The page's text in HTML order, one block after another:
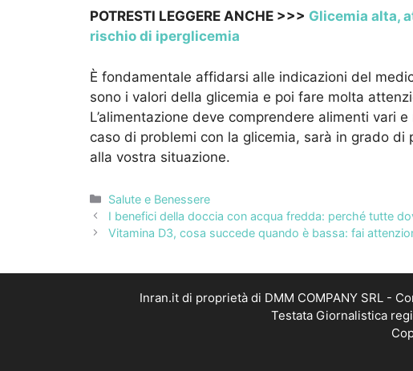
POTRESTI LEGGERE ANCHE >>> Glicemia alta,
rischio di iperglicemia
È fondamentale affidarsi alle indicazioni del
sono i valori della glicemia e poi fare molta
L’alimentazione deve comprendere alimenti vari
caso di problemi con la glicemia, sarà in grado
alla vostra situazione.
Categorie
Salute e Benessere
I benefici della doccia con acqua fredda: perché tutte
Vitamina D3, cosa succede quando è bassa: fai
Inran.it di proprietà di DMM COMPANY SRL -
Testata Giornalistica